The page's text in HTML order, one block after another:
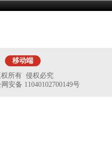
移动端
所有 侵权必究
安备 11040102700149号